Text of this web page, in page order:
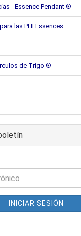
- Essence Pendant ®
las PHI Essences
de Trigo ®
INICIAR SESIÓN